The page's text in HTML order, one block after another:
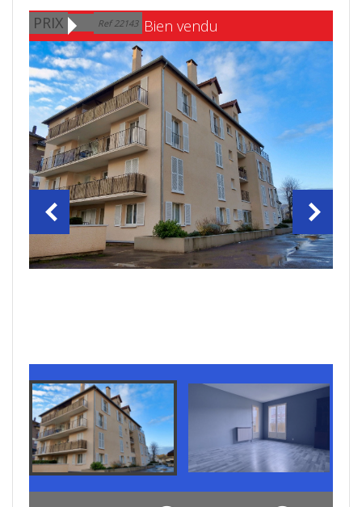
PRIX
Ref 22143 Bien vendu